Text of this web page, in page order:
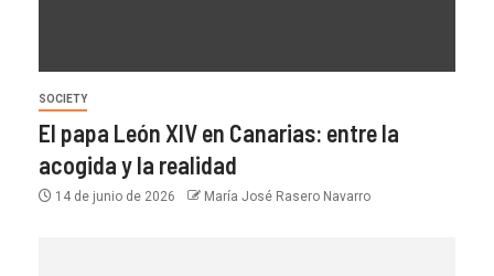
SOCIETY
El papa León XIV en Canarias: entre la
acogida y la realidad
14 de junio de 2026 María José Rasero Navarro